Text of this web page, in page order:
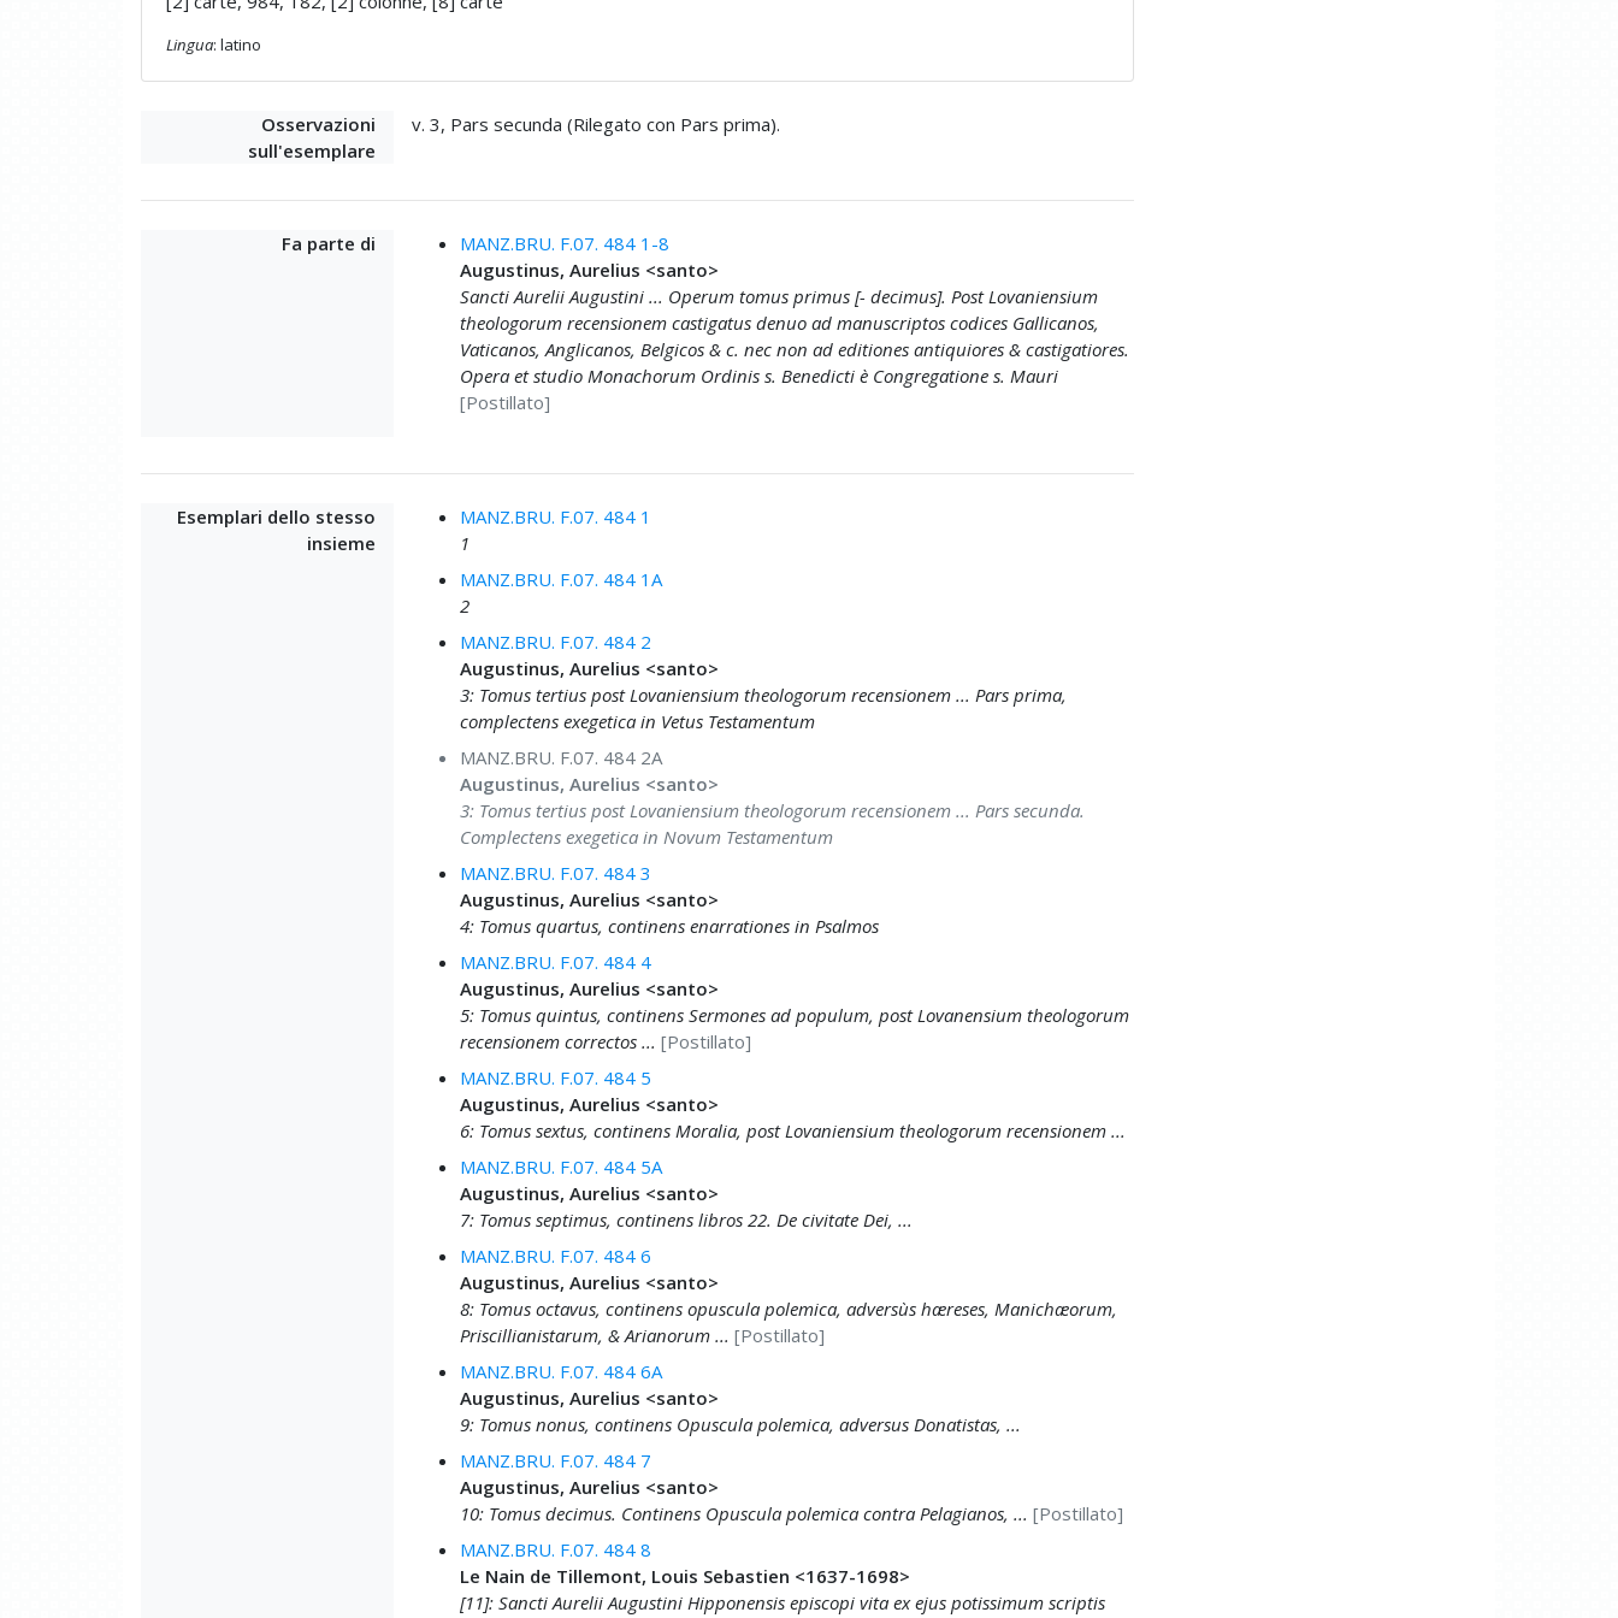
Lingua: latino
Osservazioni
sull'esemplare
v. 3, Pars secunda (Rilegato con Pars prima).
Fa parte di
MANZ.BRU. F.07. 484 1-8
Augustinus, Aurelius <santo>
Sancti Aurelii Augustini ... Operum tomus primus [- decimus]. Post Lovaniensium
theologorum recensionem castigatus denuo ad manuscriptos codices Gallicanos,
Vaticanos, Anglicanos, Belgicos & c. nec non ad editiones antiquiores & castigatiores.
Opera et studio Monachorum Ordinis s. Benedicti è Congregatione s. Mauri
[Postillato]
Esemplari dello stesso
insieme
MANZ.BRU. F.07. 484 1
1
MANZ.BRU. F.07. 484 1A
2
MANZ.BRU. F.07. 484 2
Augustinus, Aurelius <santo>
3: Tomus tertius post Lovaniensium theologorum recensionem ... Pars prima,
complectens exegetica in Vetus Testamentum
MANZ.BRU. F.07. 484 2A
Augustinus, Aurelius <santo>
3: Tomus tertius post Lovaniensium theologorum recensionem ... Pars secunda.
Complectens exegetica in Novum Testamentum
MANZ.BRU. F.07. 484 3
Augustinus, Aurelius <santo>
4: Tomus quartus, continens enarrationes in Psalmos
MANZ.BRU. F.07. 484 4
Augustinus, Aurelius <santo>
5: Tomus quintus, continens Sermones ad populum, post Lovanensium theologorum
recensionem correctos ... [Postillato]
MANZ.BRU. F.07. 484 5
Augustinus, Aurelius <santo>
6: Tomus sextus, continens Moralia, post Lovaniensium theologorum recensionem ...
MANZ.BRU. F.07. 484 5A
Augustinus, Aurelius <santo>
7: Tomus septimus, continens libros 22. De civitate Dei, ...
MANZ.BRU. F.07. 484 6
Augustinus, Aurelius <santo>
8: Tomus octavus, continens opuscula polemica, adversùs hæreses, Manichæorum,
Priscillianistarum, & Arianorum ... [Postillato]
MANZ.BRU. F.07. 484 6A
Augustinus, Aurelius <santo>
9: Tomus nonus, continens Opuscula polemica, adversus Donatistas, ...
MANZ.BRU. F.07. 484 7
Augustinus, Aurelius <santo>
10: Tomus decimus. Continens Opuscula polemica contra Pelagianos, ... [Postillato]
MANZ.BRU. F.07. 484 8
Le Nain de Tillemont, Louis Sebastien <1637-1698>
[11]: Sancti Aurelii Augustini Hipponensis episcopi vita ex ejus potissimum scriptis